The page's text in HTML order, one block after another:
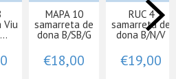
Viu
MAPA 10
samarreta de
dona B/SB/G
€18,00
RUC 4
samarreta de
dona B/N/V
€19,00